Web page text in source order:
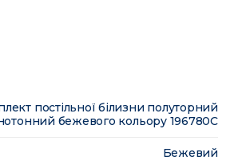
постільної білизни полуторний
бежевого кольору 196780C
Бежевий